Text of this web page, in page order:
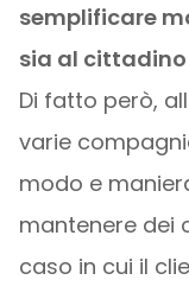
semplificare
sia al cittadino
Di fatto però,
varie
modo e
mantenere dei
caso in cui il